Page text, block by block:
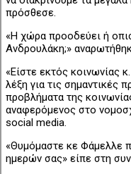
πρόσθεσε.
«Η χώρα προοδεύει ή
Ανδρουλάκη;»
«Είστε εκτός κοινωνίας
λέξη για τις σημαντικές
προβλήματα της
αναφερόμενος στο
social media.
«Θυμόμαστε κε Φάμελλε
ημερών σας» είπε στη